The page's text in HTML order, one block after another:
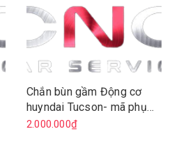
Chắn bùn gầm Động cơ
huyndai Tucson- mã phụ
tùng 29110D3000
2.000.000₫